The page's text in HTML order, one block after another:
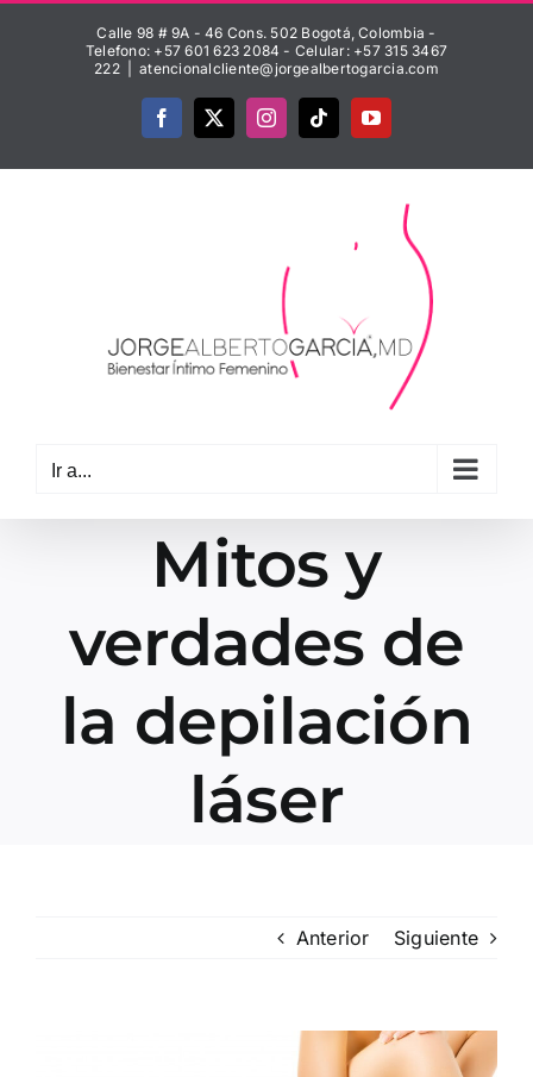
Calle 98 # 9A - 46 Cons. 502 Bogotá, Colombia -
Telefono: +57 601 623 2084 - Celular: +57 315 3467
222
atencionalcliente@jorgealbertogarcia.com
Facebook
X InstagramTiktokYouTube
Ir a...
Mitos y
verdades de
la depilación
láser
Anterior Siguiente